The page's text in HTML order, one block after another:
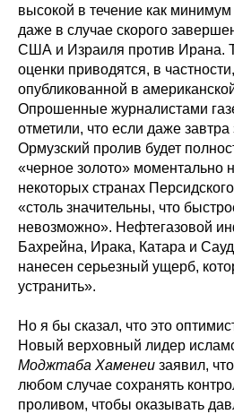
высокой в течение как
даже в случае скорого
США и Израиля против Ирана.
оценки приводятся, в
опубликованной в
Опрошенные журналистами
отметили, что если даже завтра
Ормузский пролив будет
«черное золото» моментально
некоторых странах
«столь значительны, что
невозможно». Нефтегазовой
Бахрейна, Ирака, Катара и
нанесен серьезный ущерб,
устранить».
Но я бы сказал, что это
Новый верховный лидер
Моджтаба Хаменеи заявил,
любом случае сохранять
проливом, чтобы оказывать